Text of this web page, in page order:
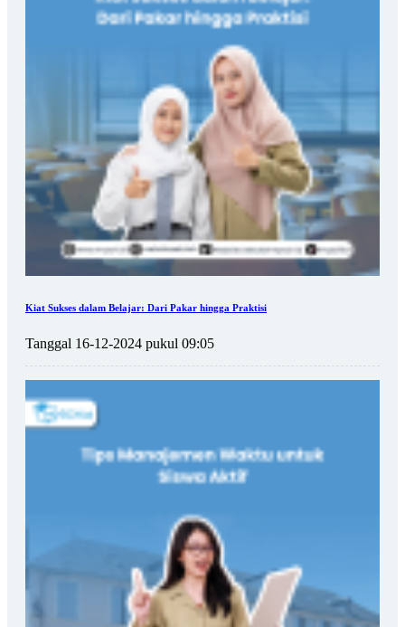
Kiat Sukses dalam Belajar: Dari Pakar hingga Praktisi
Tanggal 16-12-2024 pukul 09:05